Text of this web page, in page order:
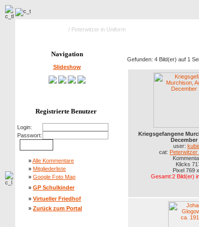
/ Peterwitzer in Uniform
Navigation
Slideshow
Registrierte Benutzer
Login:
Passwort:
»Alle Kommentare
» Mitgliederliste
» Google Foto Map
» GP Schulkinder
» Virtueller Friedhof
» Zurück zum Portal
Gefunden: 4 Bild(er) auf 1
Kriegsgefangene
December
user:
cat: Peterwitzer
Klicks
Pixel 769
Gesamt:2 Bild(er)